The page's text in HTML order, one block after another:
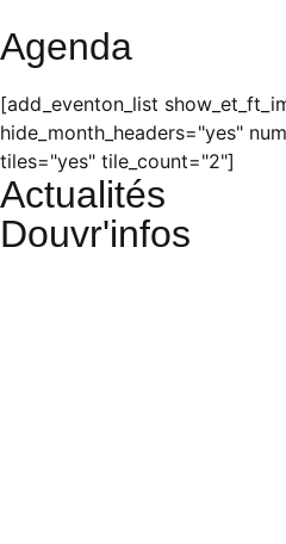
Agenda
[add_eventon_list
hide_month_headers="yes"
tiles="yes" tile_count="2"]
Actualités
Douvr'infos